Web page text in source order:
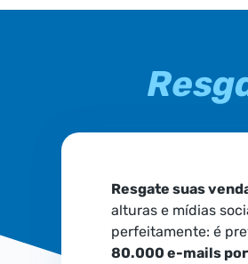
Resgate suas
alturas e mídias
perfeitamente: é
80.000 e-mails